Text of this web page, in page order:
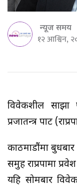
न्यूज समय
१२ आश्विन,
विवेकशील साझा
प्रजातन्त्र पार्टी
काठमाडौंमा
समुह राप्रपामा
यहि सोमबार